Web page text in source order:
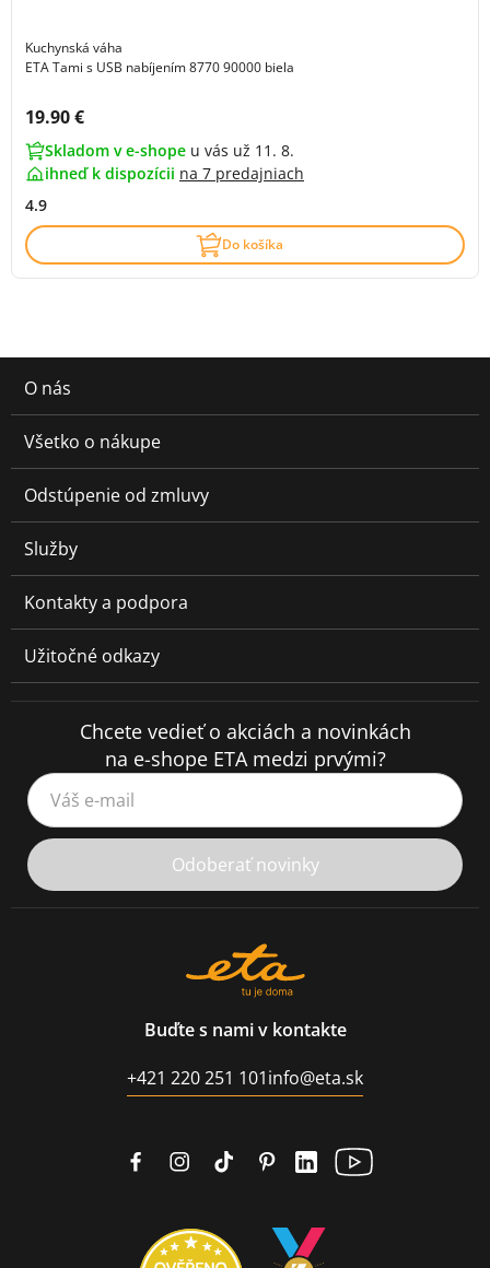
Kuchynská váha
ETA Tami s USB nabíjením 8770 90000 biela
Cena s DPH:
19.90 €
Skladom v e-shope u vás už 11. 8.
ihneď k dispozícii na 7 predajniach
4.9
Do košíka
O nás
Všetko o nákupe
Odstúpenie od zmluvy
Služby
Kontakty a podpora
Užitočné odkazy
Chcete vedieť o akciách a novinkách
na e-shope ETA medzi prvými?
Váš e-mail
Odoberať novinky
Buďte s nami v kontakte
+421 220 251 101info@eta.sk